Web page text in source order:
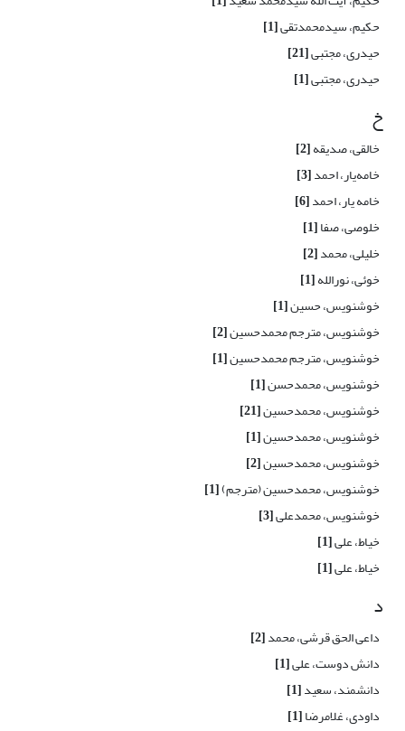
حکیم، سیدمحمدتقی[1]
حیدری، مجتبی[21]
حیدری، مجتبی[1]
خ
خالقی، صدیقه[2]
خامه‌یار، احمد[3]
خامه یار، احمد[6]
خلوصی، صفا[1]
خلیلی، محمد[2]
خوئی، نورالله[1]
خوشنویس، حسین[1]
خوشنویس، مترجم محمدحسین[2]
خوشنویس، مترجم محمدحسین[1]
خوشنویس، محمدحسن[1]
خوشنویس، محمدحسین[21]
خوشنویس، محمدحسین[1]
خوشنویس، محمدحسین[2]
خوشنویس، محمدحسین (مترجم)[1]
خوشنویس، محمدعلی[3]
خیاط، علی[1]
خیاط، علی[1]
د
داعی الحق قرشی، محمد[2]
دانش دوست، علی[1]
دانشمند، سعید[1]
داودی، غلامرضا[1]